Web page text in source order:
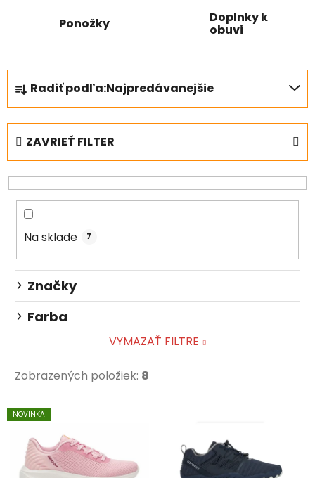
Ponožky Doplnky k
obuvi
R
a
d
e
n
i
e
p
d
u
k
Radiť podľa:Najpredávanejšie
ZAVRIEŤ FILTER
Na sklade 7
Značky
Farba
VYMAZAŤ FILTRE
Zobrazených položiek: 8
V
ý
NOVINKA